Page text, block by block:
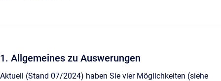
1. Allgemeines zu Auswerungen
Aktuell (Stand 07/2024) haben Sie vier Möglichkeiten (siehe